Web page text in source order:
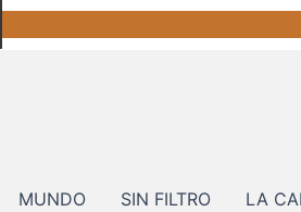
MUNDO SIN FILTRO LA